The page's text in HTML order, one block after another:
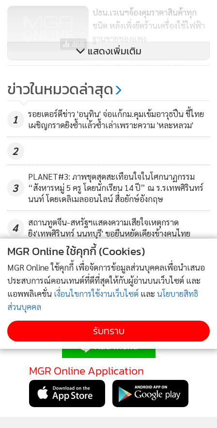
ปมปัญหาอีกอย่างก็คือเรื่องของ “อำนาจ” ฝ่ายค้านจำนวนมาก
เรียกร้องให้ประธานาธิบดี ยานูโควิช ลาออกและจัดการเลือกตั้ง
ใหม่ และยังมีความพยายามทั้งในและนอกสภาที่จะปรับ
โครงสร้างอำนาจทางการเมือง เพราะผู้ประท้วงรู้สึกว่ากฎหมาย
ยูเครนเวลานี้ให้อำนาจประธานาธิบดีมากกว่ารัฐสภา
ผู้ชุมนุมเป็นใครกันบ้าง?
แนวร่วมพรรคฝ่ายค้านเป็นหัวหอกในการกล่าวโทษ
ประธานาธิบดี ยานูโควิช กับพวก และระดมมวลชนออกมาขับไล่
รัฐบาล
การชุมนุมประท้วงเกิดขึ้นเมื่อใด?
เดือนพฤศจิกายนปีที่แล้ว ชาวยูเครนนับหมื่นคนได้ออกมาแสดง
ความไม่พอใจที่ ยานูโควิช ตัดสินใจยกเลิกการทำข้อตกลงการค้า
กับสหภาพยุโรปซึ่งใช้เวลาเจรจากันมานานหลายปี โดย ยานูโค
วิช ทำเช่นนั้นก็เพื่อเอาใจรัสเซีย
สถานการณ์ล่าสุดเป็นอย่างไร?
กระแสความตึงเครียดที่คุกรุ่นมานานถึง 3 เดือนถึงจุดปะทุ เมื่อ
ตำรวจใช้กำลังเข้าสลายกลุ่มผู้ชุมนุมเพื่อยึดคืนพื้นที่จัตุรัส
เอกราชกลางกรุงเคียฟ ส่งผลให้มีผู้เสียชีวิตแล้วกว่า 20 คนในช่วง
468
ปธน.เวเนฯจ้องคุมราคาสินค้าทุก
ชนิด หลังเพิ่งยึดร้านเครื่องใช้ไฟฟ้า
ฐานขายของแพง
1,614
“ร้านเครื่องไฟฟ้าเชนสโตร์” โดน
“ขายสินค้าโก่งราคา” เกินความเป็น
จริง
แสดงเพิ่มเติม
ข่าวในหมวดล่าสุด
1
รอยเตอร์ตีข่าว 'อนุทิน' จ่อแก้กม.คุมเข้มอาวุธปืน ชี้ไทย
เผชิญกราดยิงซ้ำแล้วซ้ำเล่าเพราะความ 'หละหลวม'
2
3
PLANET#3: ภาพชุดสุดสะเทือนใจในโศกนาฏกรรม
“สังหารหมู่ 5 ครู โดยนักเรียน 14 ปี” ณ ร.รเทพศิรินทร์
นนท์ โดยเดลิเมลออนไลน์ สื่อยักษ์อังกฤษ
4
สถานทูตจีน-สหรัฐฯแสดงความเสียใจเหตุกราด
ยิง'เทพศิรินทร์ นนทบุรี' ขอยืนหยัดเคียงข้างคนไทย
ข่าวอื่นในหมวด
ติดตามข่าวสารผ่านทาง LINE
MGR Online Application
MGR Online ใช้คุกกี้ (Cookies)
MGR Online ใช้คุกกี้ เพื่อจัดการข้อมูลส่วนบุคคลเพื่อนำเสนอ
ประสบการณ์คอนเทนต์ที่ดีที่สุดให้กับผู้อ่านบนเว็บไซต์ และ
แอพพลิเคชั่น เงื่อนไขการใช้งานเว็บไซต์ และ นโยบายสิทธิ
ส่วนบุคคล
รับทราบ